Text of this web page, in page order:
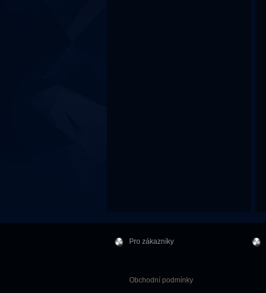
Pro zákazníky
Obchodní podmínky